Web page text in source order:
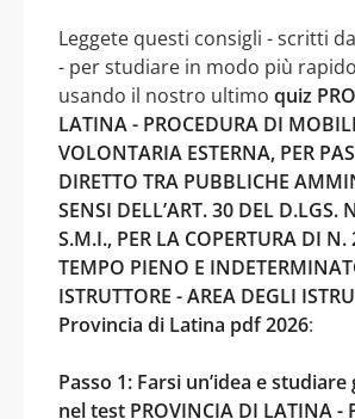
Leggete questi consigli - scritti
- per studiare in modo più
usando il nostro ultimo quiz
LATINA - PROCEDURA DI
VOLONTARIA ESTERNA, PER
DIRETTO TRA PUBBLICHE
SENSI DELL’ART. 30 DEL D.LGS.
S.M.I., PER LA COPERTURA DI
TEMPO PIENO E
ISTRUTTORE - AREA DEGLI
Provincia di Latina pdf 2026:
Passo 1: Farsi un’idea e
nel test PROVINCIA DI LATINA -